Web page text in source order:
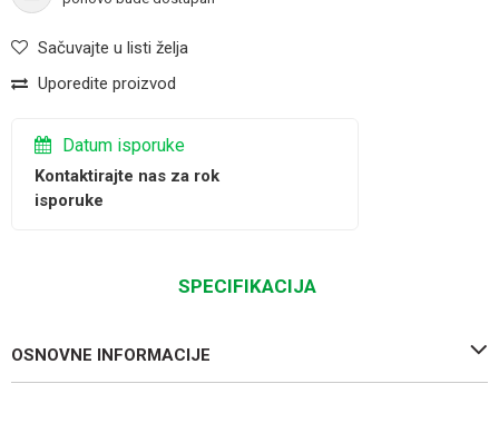
Sačuvajte u listi želja
Uporedite proizvod
Datum isporuke
Kontaktirajte nas za rok
isporuke
SPECIFIKACIJA
OSNOVNE INFORMACIJE